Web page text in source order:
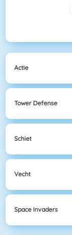
Actie
Tower Defense
Schiet
Vecht
Space Invaders